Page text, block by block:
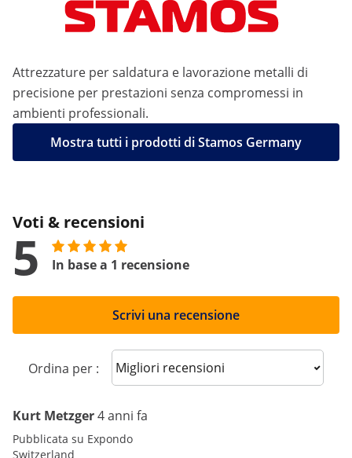
Attrezzature per saldatura e lavorazione metalli di
precisione per prestazioni senza compromessi in
ambienti professionali.
Mostra tutti i prodotti di Stamos Germany
Voti & recensioni
5 In base a 1 recensione
Scrivi una recensione
Ordina per : Sort reviews
Kurt Metzger4 anni fa
Pubblicata su Expondo
Switzerland